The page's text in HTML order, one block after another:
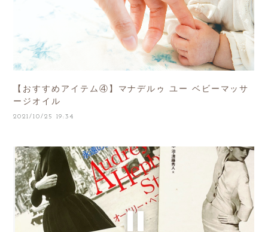
【おすすめアイテム④】マナデルゥ ユー ベビーマッサ
ージオイル
2021/10/25 19:34